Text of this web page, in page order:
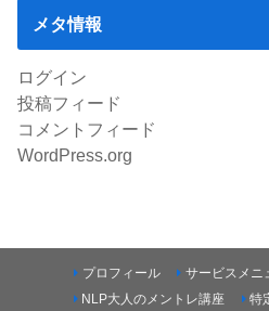
メタ情報
ログイン
投稿フィード
コメントフィード
WordPress.org
プロフィール サービスメニ
NLP大人のメントレ講座
特